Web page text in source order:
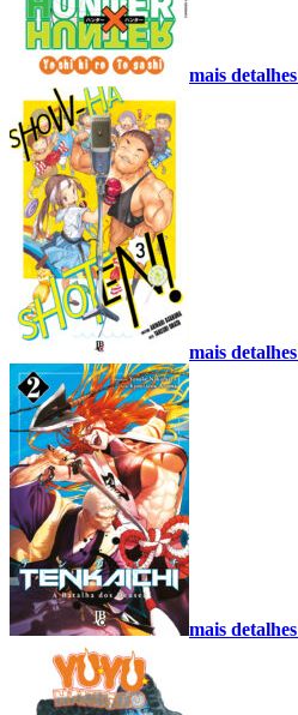
mais detalhes
mais detalhes
mais detalhes